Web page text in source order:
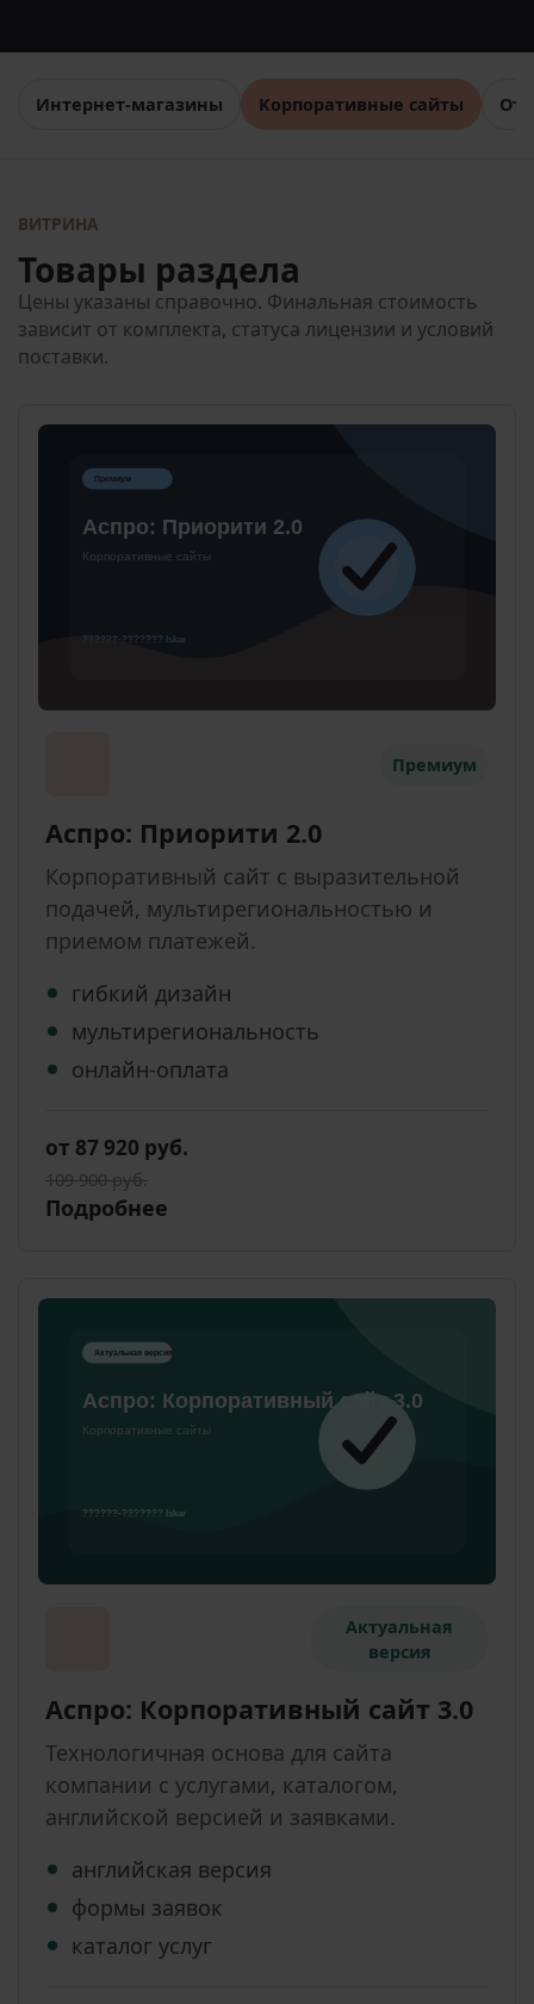
Интернет-магазины Корпоративные сайты
ВИТРИНА
Товары раздела
Цены указаны справочно. Финальная стоимость
зависит от комплекта, статуса лицензии и условий
поставки.
Премиум
Аспро: Приорити 2.0
Корпоративный сайт с выразительной
подачей, мультирегиональностью и
приемом платежей.
гибкий дизайн
мультирегиональность
онлайн-оплата
от 87 920 руб.
109 900 руб.
Подробнее
Актуальная
версия
Аспро: Корпоративный сайт 3.0
Технологичная основа для сайта
компании с услугами, каталогом,
английской версией и заявками.
английская версия
формы заявок
каталог услуг